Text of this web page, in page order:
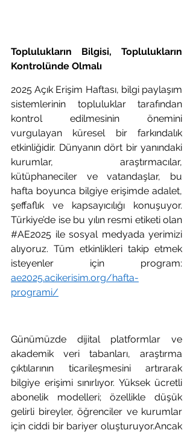
Toplulukların Bilgisi, Toplulukların
Kontrolünde Olmalı
2025 Açık Erişim Haftası, bilgi paylaşım
sistemlerinin topluluklar tarafından
kontrol edilmesinin önemini
vurgulayan küresel bir farkındalık
etkinliğidir. Dünyanın dört bir yanındaki
kurumlar, araştırmacılar,
kütüphaneciler ve vatandaşlar, bu
hafta boyunca bilgiye erişimde adalet,
şeffaflık ve kapsayıcılığı konuşuyor.
#AE2025 ile sosyal medyada yerimizi
alıyoruz. Tüm etkinlikleri takip etmek
ae2025.acikerisim.org/hafta-
programi/
Günümüzde dijital platformlar ve
akademik veri tabanları, araştırma
çıktılarının ticarileşmesini artırarak
bilgiye erişimi sınırlıyor. Yüksek ücretli
abonelik modelleri; özellikle düşük
gelirli bireyler, öğrenciler ve kurumlar
için ciddi bir bariyer oluşturuyor.Ancak